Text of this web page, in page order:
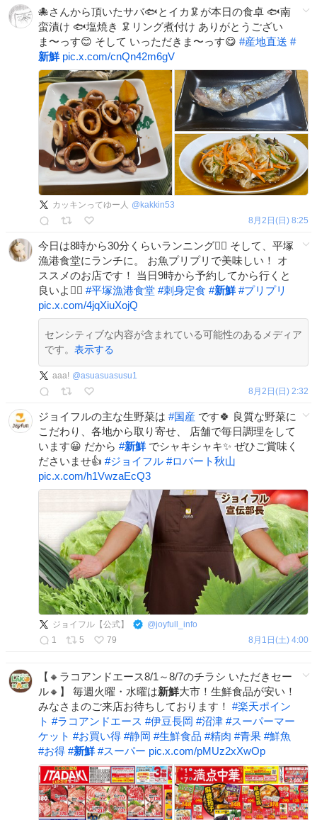
🐙さんから頂いたサバ🐟とイカ🦑が本日の食卓 🐟南
蛮漬け 🐟塩焼き 🦑リング煮付け ありがとうござい
ま〜っす😊 そして いっただきま〜っす😋 #産地直送 #
新鮮 pic.x.com/cnQn42m6gV
カッキンってゆー人 @ kakkin53
8月2日(日) 8:25
今日は8時から30分くらいランニング🏃‍♀️ そして、平塚
漁港食堂にランチに。 お魚プリプリで美味しい！ オ
ススメのお店です！ 当日9時から予約してから行くと
良いよ🙆‍♀️ #平塚漁港食堂 #刺身定食 #新鮮 #プリプリ
pic.x.com/4jqXiuXojQ
センシティブな内容が含まれている可能性のあるメディア
です。 表示する
aaa! @asuasuasusu1
8月2日(日) 2:32
ジョイフルの主な生野菜は #国産 です🍀 良質な野菜に
こだわり、各地から取り寄せ、 店舗で毎日調理をして
います😀 だから #新鮮でシャキシャキ✨ ぜひご賞味く
ださいませ👍 #ジョイフル #ロバート秋山
pic.x.com/h1VwzaEcQ3
ジョイフル【公式】 @joyfull_info
1
5 79 8月1日(土) 4:00
【🔸ラコアンドエース8/1～8/7のチラシ いただきセー
ル🔸】 毎週火曜・水曜は新鮮大市！生鮮食品が安い！
みなさまのご来店お待ちしております！ #楽天ポイン
ト #ラコアンドエース #伊豆長岡 #沼津 #スーパーマー
ケット #お買い得 #静岡 #生鮮食品 #精肉 #青果 #鮮魚
#お得 #新鮮 #スーパー pic.x.com/pMUz2xXwOp